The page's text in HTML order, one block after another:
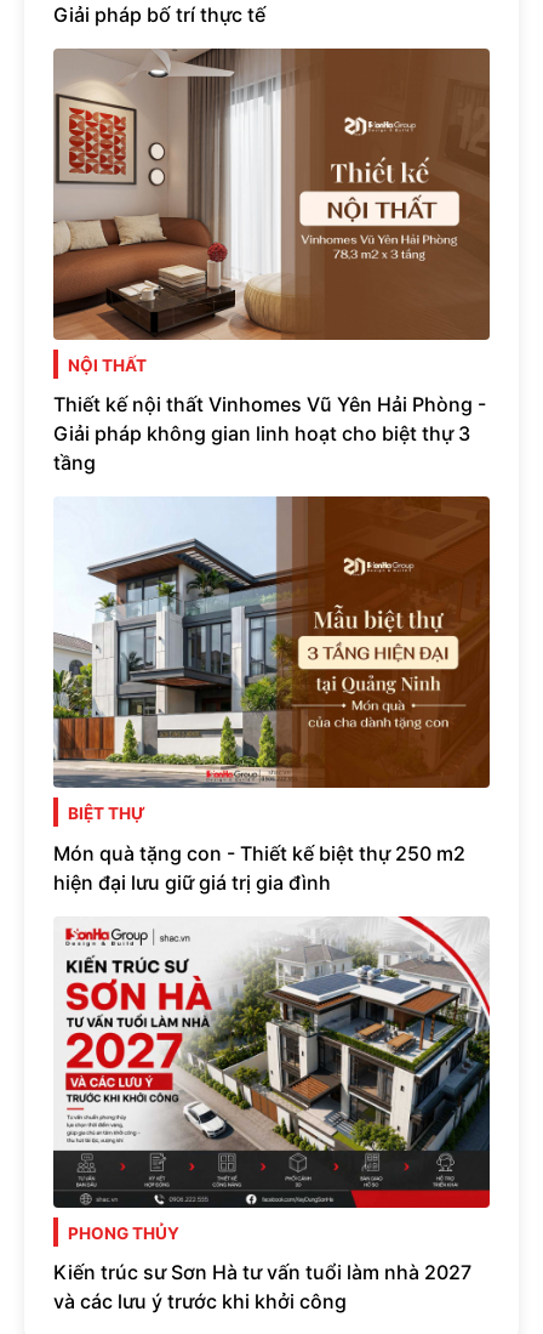
Giải pháp bố trí thực tế
NỘI THẤT
Thiết kế nội thất Vinhomes Vũ Yên Hải Phòng -
Giải pháp không gian linh hoạt cho biệt thự 3
tầng
BIỆT THỰ
Món quà tặng con - Thiết kế biệt thự 250 m2
hiện đại lưu giữ giá trị gia đình
PHONG THỦY
Kiến trúc sư Sơn Hà tư vấn tuổi làm nhà 2027
và các lưu ý trước khi khởi công